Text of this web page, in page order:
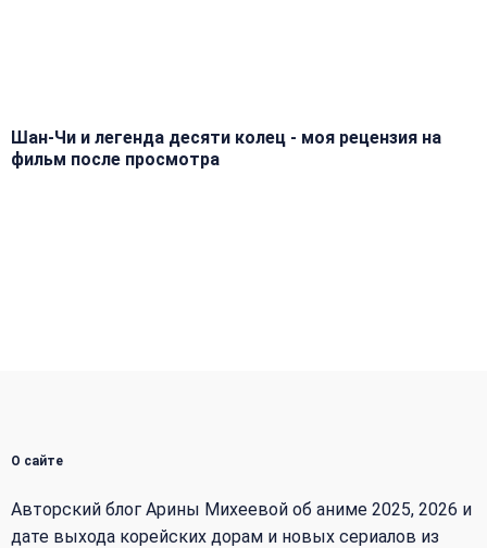
Шан-Чи и легенда десяти колец - моя рецензия на
фильм после просмотра
О сайте
Авторский блог Арины Михеевой об аниме 2025, 2026 и
дате выхода корейских дорам и новых сериалов из